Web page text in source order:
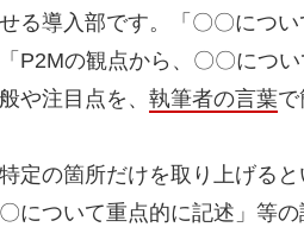
る導入部です。「〇〇につ
P2Mの観点から、〇〇につ
や注目点を、 執筆者の言葉で
定の箇所だけを取り上げる
について重点的に記述」等